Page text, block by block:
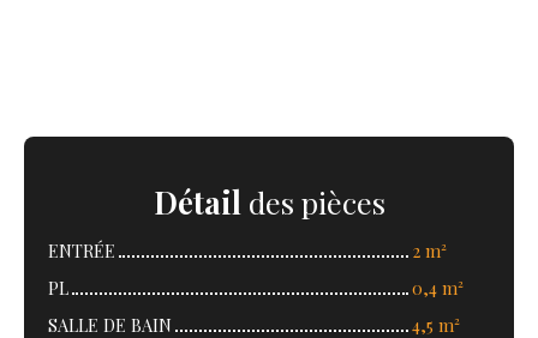
Détail des pièces
ENTRÉE
2 m²
PL
0,4 m²
SALLE DE BAIN
4,5 m²